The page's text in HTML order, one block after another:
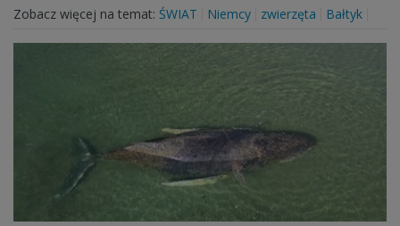
Zobacz więcej na temat: ŚWIAT Niemcy zwierzęta Bałtyk